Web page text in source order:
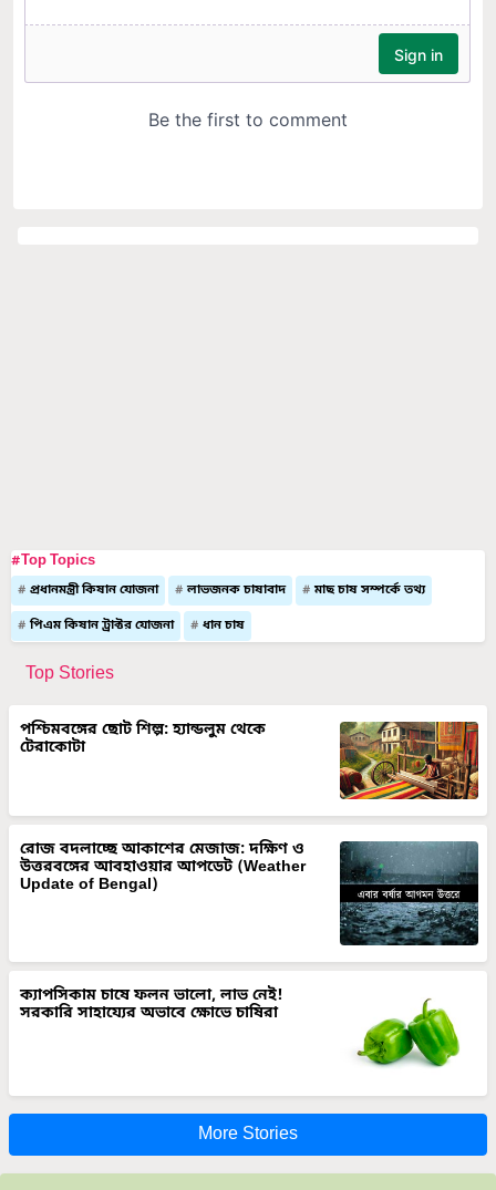
#Top Topics
প্রধানমন্ত্রী কিষান যোজনা লাভজনক চাষাবাদ মাছ চাষ সম্পর্কে তথ্য
পিএম কিষান ট্রাক্টর যোজনা ধান চাষ
Top Stories
পশ্চিমবঙ্গের ছোট শিল্প: হ্যান্ডলুম থেকে
টেরাকোটা
রোজ বদলাচ্ছে আকাশের মেজাজ: দক্ষিণ ও
উত্তরবঙ্গের আবহাওয়ার আপডেট (Weather
Update of Bengal)
ক্যাপসিকাম চাষে ফলন ভালো, লাভ নেই!
সরকারি সাহায্যের অভাবে ক্ষোভে চাষিরা
More Stories